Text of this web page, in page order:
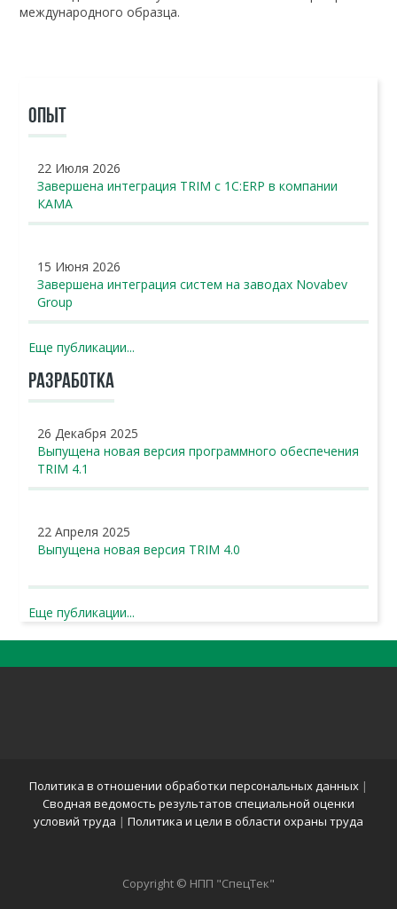
международного образца.
ОПЫТ
22 Июля 2026
Завершена интеграция TRIM с 1С:ERP в компании
КАМА
15 Июня 2026
Завершена интеграция систем на заводах Novabev
Group
Еще публикации...
РАЗРАБОТКА
26 Декабря 2025
Выпущена новая версия программного обеспечения
TRIM 4.1
22 Апреля 2025
Выпущена новая версия TRIM 4.0
Еще публикации...
Политика в отношении обработки персональных данных |
Сводная ведомость результатов специальной оценки
условий труда | Политика и цели в области охраны труда
Copyright © НПП "СпецТек"